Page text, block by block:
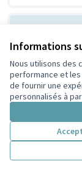
Informations
Nous utilisons des
performance et
de fournir une
personnalisés à
Ombrager
pour
Lescuyer
2